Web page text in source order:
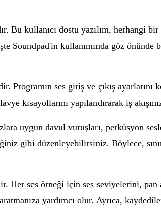
Bu kullanıcı dostu yazılım, herhangi
kullanımında göz önünde
Programın ses giriş ve çıkış ayarlarını
kısayollarını yapılandırarak iş
uygun davul vuruşları, perküsyon
gibi düzenleyebilirsiniz. Böylece,
Her ses örneği için ses seviyelerini, pan
yardımcı olur. Ayrıca,